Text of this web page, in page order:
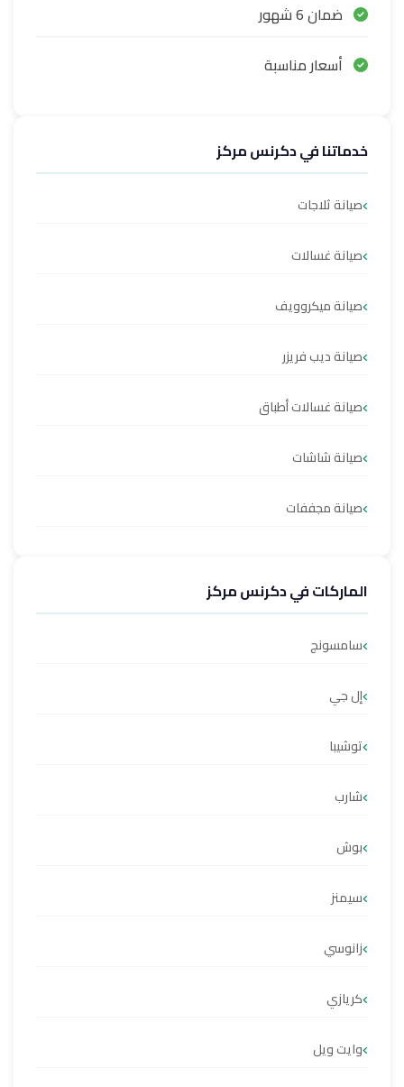
ضمان 6 شهور
أسعار مناسبة
خدماتنا في دكرنس مركز
صيانة ثلاجات
صيانة غسالات
صيانة ميكروويف
صيانة ديب فريزر
صيانة غسالات أطباق
صيانة شاشات
صيانة مجففات
الماركات في دكرنس مركز
سامسونج
إل جي
توشيبا
شارب
بوش
سيمنز
زانوسي
كريازي
وايت ويل